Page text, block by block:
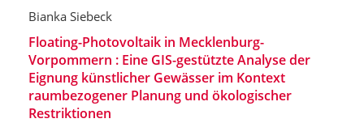
Bianka Siebeck
Floating-Photovoltaik in Mecklenburg-
Vorpommern : Eine GIS-gestützte Analyse der
Eignung künstlicher Gewässer im Kontext
raumbezogener Planung und ökologischer
Restriktionen